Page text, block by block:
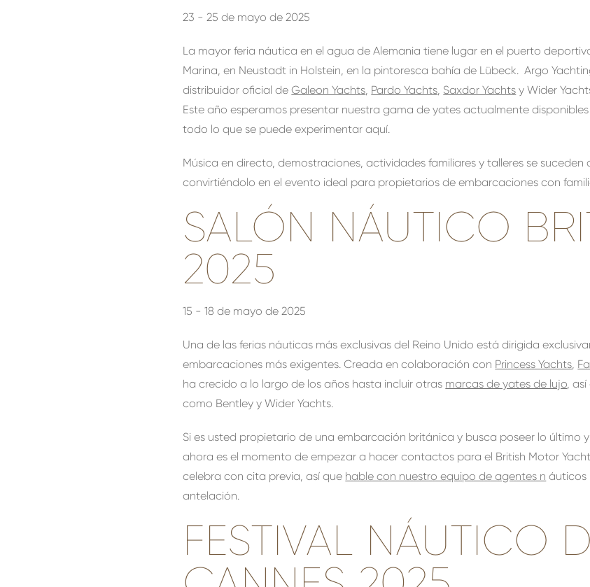
23 - 25 de mayo de 2025
La mayor feria náutica en el agua de Alemania tiene lugar en el puerto
Marina, en Neustadt in Holstein, en la pintoresca bahía de Lübeck. Argo
distribuidor oficial deGaleon Yachts, Pardo Yachts, Saxdor Yachts y Wider
Este año esperamos presentar nuestra gama de yates actualmente
todo lo que se puede experimentar aquí.
Música en directo, demostraciones, actividades familiares y talleres se
convirtiéndolo en el evento ideal para propietarios de embarcaciones con
SALÓN NÁUTICO
2025
15 - 18 de mayo de 2025
Una de las ferias náuticas más exclusivas del Reino Unido está dirigida
embarcaciones más exigentes. Creada en colaboración con Princess Yachts,
ha crecido a lo largo de los años hasta incluir otras marcas de yates de lujo,
como Bentley y Wider Yachts.
Si es usted propietario de una embarcación británica y busca poseer lo último
ahora es el momento de empezar a hacer contactos para el British Motor
celebra con cita previa, así que hable con nuestro equipo de agentes n áuticos
antelación.
FESTIVAL NÁUTICO